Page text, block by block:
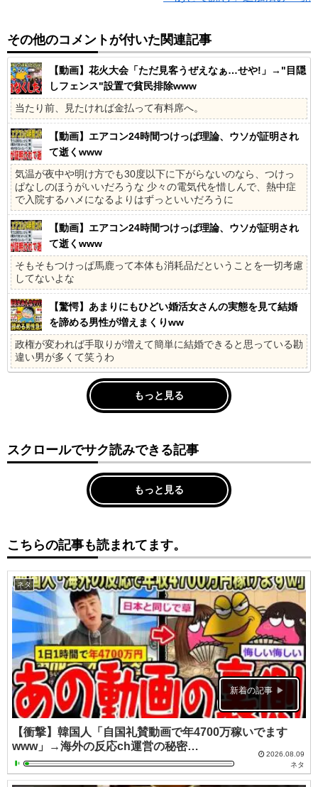
その他のコメントが付いた関連記事
【動画】花火大会「ただ見客うぜえなぁ…せや!」→"目隠
しフェンス"設置で貧民排除www
当たり前、見たければ金払って有料席へ。
【動画】エアコン24時間つけっぱ理論、ウソが証明され
て逝くwww
気温が夜中や明け方でも30度以下に下がらないのなら、つけっ
ぱなしのほうがいいだろうな 少々の電気代を惜しんで、熱中症
で入院するハメになるよりはずっといいだろうに
【動画】エアコン24時間つけっぱ理論、ウソが証明され
て逝くwww
そもそもつけっぱ馬鹿って本体も消耗品だということを一切考慮
してないよな
【驚愕】あまりにもひどい婚活女さんの実態を見て結婚
を諦める男性が増えまくりww
政権が変われば手取りが増えて簡単に結婚できると思っている勘
違い男が多くて笑うわ
もっと見る
スクロールでサク読みできる記事
もっと見る
こちらの記事も読まれてます。
ネタ
新着の記事
【衝撃】韓国人「自国礼賛動画で年4700万稼いでます
www」→海外の反応ch運営の秘密…
2026.08.09
ネタ